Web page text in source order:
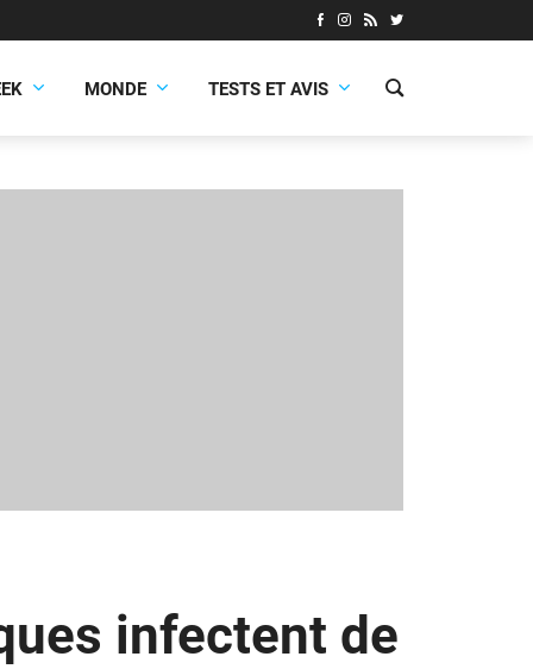
MONDE TESTS ET AVIS
infectent de